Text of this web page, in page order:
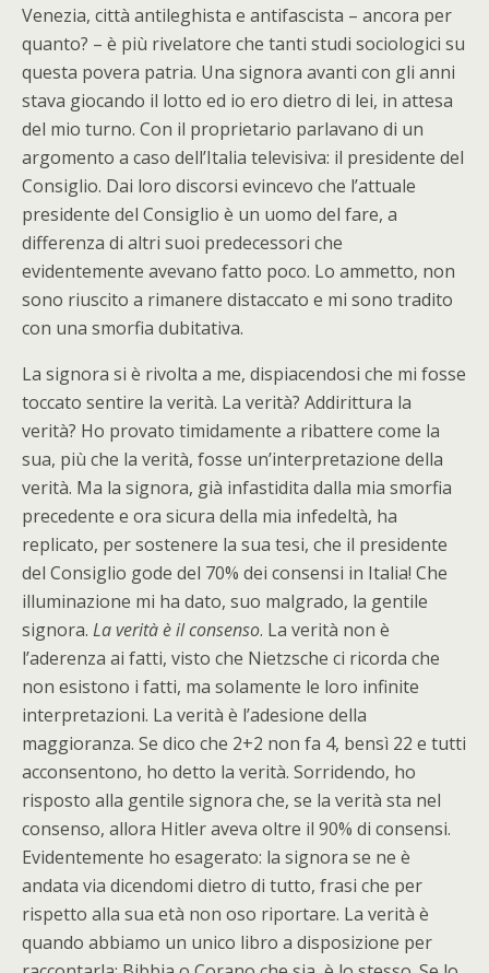
Venezia, città antileghista e antifascista – ancora per
quanto? – è più rivelatore che tanti studi sociologici su
questa povera patria. Una signora avanti con gli anni
stava giocando il lotto ed io ero dietro di lei, in attesa
del mio turno. Con il proprietario parlavano di un
argomento a caso dell’Italia televisiva: il presidente del
Consiglio. Dai loro discorsi evincevo che l’attuale
presidente del Consiglio è un uomo del fare, a
differenza di altri suoi predecessori che
evidentemente avevano fatto poco. Lo ammetto, non
sono riuscito a rimanere distaccato e mi sono tradito
con una smorfia dubitativa.
La signora si è rivolta a me, dispiacendosi che mi fosse
toccato sentire la verità. La verità? Addirittura la
verità? Ho provato timidamente a ribattere come la
sua, più che la verità, fosse un’interpretazione della
verità. Ma la signora, già infastidita dalla mia smorfia
precedente e ora sicura della mia infedeltà, ha
replicato, per sostenere la sua tesi, che il presidente
del Consiglio gode del 70% dei consensi in Italia! Che
illuminazione mi ha dato, suo malgrado, la gentile
signora. La verità è il consenso. La verità non è
l’aderenza ai fatti, visto che Nietzsche ci ricorda che
non esistono i fatti, ma solamente le loro infinite
interpretazioni. La verità è l’adesione della
maggioranza. Se dico che 2+2 non fa 4, bensì 22 e tutti
acconsentono, ho detto la verità. Sorridendo, ho
risposto alla gentile signora che, se la verità sta nel
consenso, allora Hitler aveva oltre il 90% di consensi.
Evidentemente ho esagerato: la signora se ne è
andata via dicendomi dietro di tutto, frasi che per
rispetto alla sua età non oso riportare. La verità è
quando abbiamo un unico libro a disposizione per